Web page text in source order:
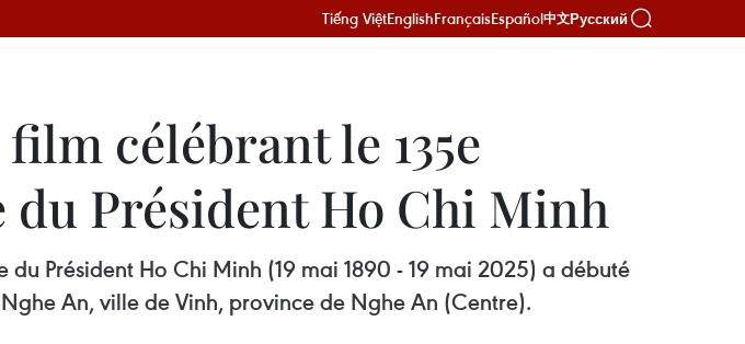
Tiếng ViệtEnglishFrançaisEspañol中文Русский
célébrant le 135e
du Président Ho Chi Minh
Président Ho Chi Minh (19 mai 1890 - 19 mai 2025) a débuté
An, ville de Vinh, province de Nghe An (Centre).